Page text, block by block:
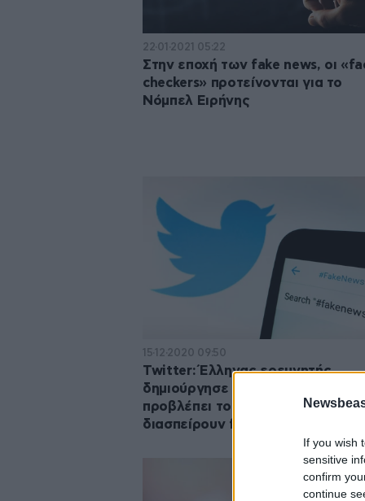
If you wish
sensitive
confirm
continue
22·01·2021 05:22
Στην εποχή των fake news, οι
checkers» προτείνονται για το
Νόμπελ Ειρήνης
15·12·2020 09:50
Twitter: Έλληνας ερευνητής
δημιούργησε αλγόριθμο που
προβλέπει τους χρήστες που θα
διασπείρουν fake news